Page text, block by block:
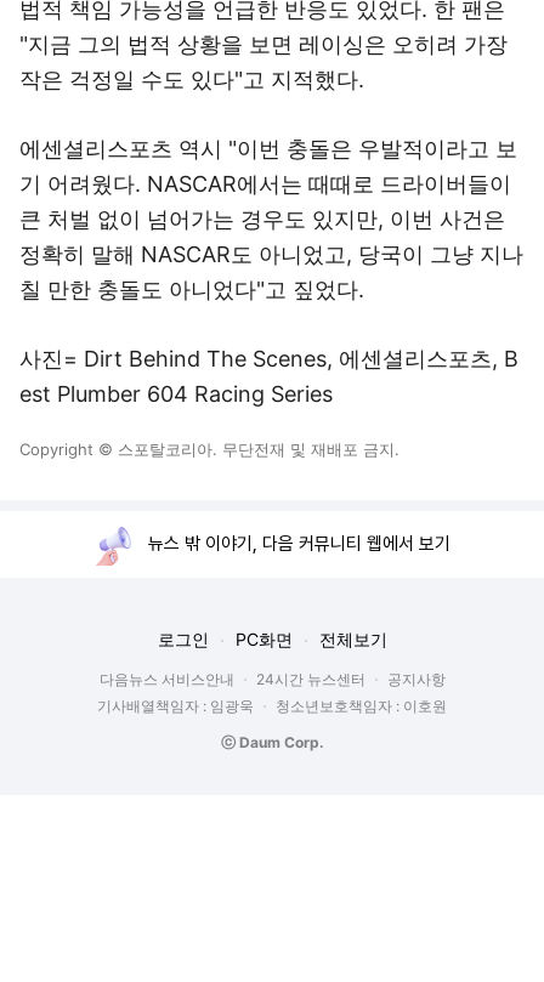
법적 책임 가능성을 언급한 반응도 있었다. 한 팬은
"지금 그의 법적 상황을 보면 레이싱은 오히려 가장
작은 걱정일 수도 있다"고 지적했다.
에센셜리스포츠 역시 "이번 충돌은 우발적이라고 보
기 어려웠다. NASCAR에서는 때때로 드라이버들이
큰 처벌 없이 넘어가는 경우도 있지만, 이번 사건은
정확히 말해 NASCAR도 아니었고, 당국이 그냥 지나
칠 만한 충돌도 아니었다"고 짚었다.
사진= Dirt Behind The Scenes, 에센셜리스포츠, B
est Plumber 604 Racing Series
Copyright © 스포탈코리아. 무단전재 및 재배포 금지.
뉴스 밖 이야기, 다음 커뮤니티 웹에서 보기
로그인 PC화면 전체보기
다음뉴스 서비스안내 24시간 뉴스센터
공지사항
기사배열책임자 : 임광욱
청소년보호책임자 : 이호원
ⓒ Daum Corp.